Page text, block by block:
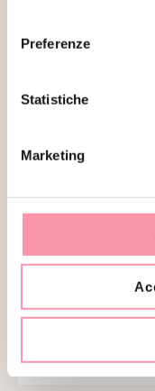
Preferenze
Statistiche
Marketing